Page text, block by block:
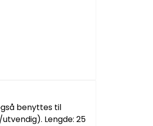
benyttes til
Lengde: 25